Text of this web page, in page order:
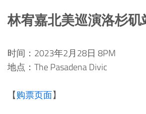
林宥嘉北美巡演洛杉矶
时间：2023年2月28日 8PM
地点：The Pasadena Divic
【购票页面】